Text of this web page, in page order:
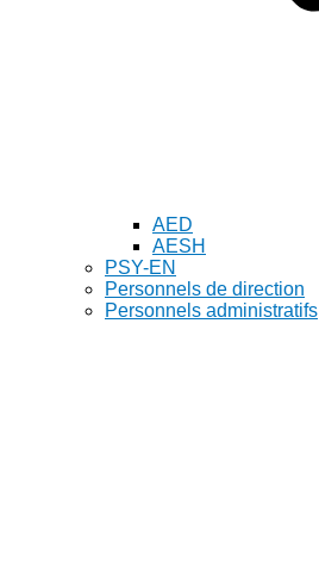
AED
AESH
PSY-EN
Personnels de direction
Personnels administratifs